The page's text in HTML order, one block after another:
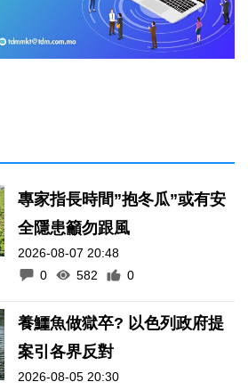
專家指長時間”抱冬瓜”或有安
全隱患籲勿跟風
2026-08-07 20:48
0
582 0
養鱷魚做獄卒? 以色列政府提
案引各界反對
2026-08-05 20:30